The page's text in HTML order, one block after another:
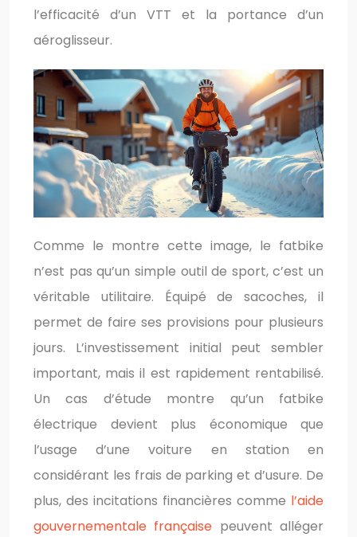
l’efficacité d’un VTT et la portance d’un
aéroglisseur.
Comme le montre cette image, le fatbike
n’est pas qu’un simple outil de sport, c’est un
véritable utilitaire. Équipé de sacoches, il
permet de faire ses provisions pour plusieurs
jours. L’investissement initial peut sembler
important, mais il est rapidement rentabilisé.
Un cas d’étude montre qu’un fatbike
électrique devient plus économique que
l’usage d’une voiture en station en
considérant les frais de parking et d’usure. De
plus, des incitations financières comme l’aide
gouvernementale française peuvent alléger